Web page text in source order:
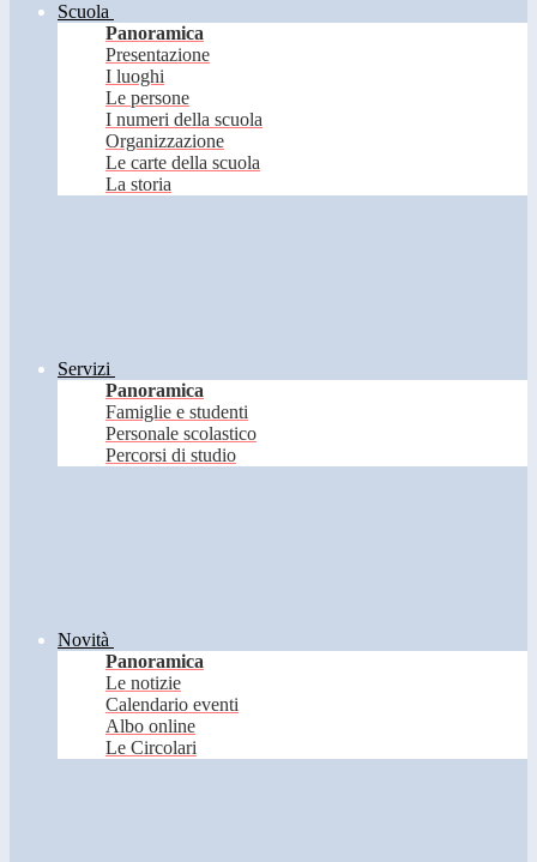
Scuola
Panoramica
Presentazione
I luoghi
Le persone
I numeri della scuola
Organizzazione
Le carte della scuola
La storia
Servizi
Panoramica
Famiglie e studenti
Personale scolastico
Percorsi di studio
Novità
Panoramica
Le notizie
Calendario eventi
Albo online
Le Circolari